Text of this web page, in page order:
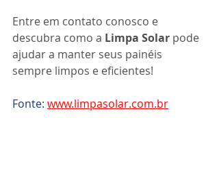
origin" allowfullscreen></iframe>
Entre em contato conosco e
descubra como a Limpa Solar pode
ajudar a manter seus painéis
sempre limpos e eficientes!
Fonte: www.limpasolar.com.br